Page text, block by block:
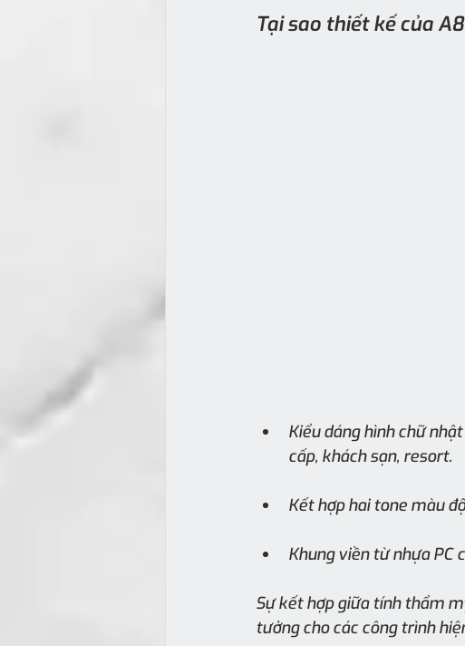
Tại sao thiết kế của
Kiểu dáng hình chữ
cấp, khách sạn, resort.
Kết hợp hai tone màu
Khung viền từ nhựa PC
Sự kết hợp giữa tính thẩm
tưởng cho các công trình